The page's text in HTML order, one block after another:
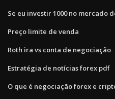
Se eu investir 1000 no mercado
Preço limite de venda
Roth ira vs conta de negociação
Estratégia de notícias forex pdf
O que é negociação forex e